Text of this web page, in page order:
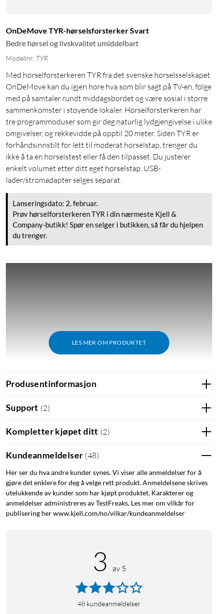
OnDeMove TYR-hørselsforsterker Svart
Bedre hørsel og livskvalitet umiddelbart
Modellnr: TYR
Med hørselforsterkeren TYR fra det svenske hørselsselskapet
OnDeMove kan du igjen høre hva som blir sagt på TV-en, følge
med på samtaler rundt middagsbordet og være sosial i større
sammenkomster i støyende lokaler. Hørselforsterkeren har
tre programmoduser som gir deg naturlig lydgjengivelse i ulike
omgivelser, og rekkevidde på opptil 20 meter. Siden TYR er
forhåndsinnstilt for lett til moderat hørselstap, trenger du
ikke å ta en hørselstest eller få den tilpasset. Du justerer
enkelt volumet etter ditt eget hørselstap. USB-
lader/strømadapter selges separat.
Lanseringsdato: 2. februar.
Prøv hørselforsterkeren TYR i din nærmeste Kjell &
Company-butikk! Spør en selger i butikken, så får du hjelpen
du trenger.
LES MER OM PRODUKTET
Kort om produktet
OnDeMove i Halmstad.
teknisk audiologi.
Krever ingen hørselstest eller tilpasning. Du justerer
volumet etter hørselstapet ditt.
Inneholder den samme avanserte teknologien som i
moderne høreapparater.
Forsterkeren har naturlig lydgjengivelse takket være et
Rekkevidde på opptil 20 meter – perfekt for
foreningsmøter eller forelesninger.
Kombinert hørselsforsterker og høreapparat
Produsentinformasjon
Support (2)
Kompletter kjøpet ditt (2)
Kundeanmeldelser (48)
Her ser du hva andre kunder synes. Vi viser alle anmeldelser for å
gjøre det enklere for deg å velge rett produkt. Anmeldelsene skrives
utelukkende av kunder som har kjøpt produktet. Karakterer og
anmeldelser administreres av TestFreaks. Les mer om vilkår for
publisering her www.kjell.com/no/vilkar/kundeanmeldelser
3 av 5
48 kundeanmeldelser